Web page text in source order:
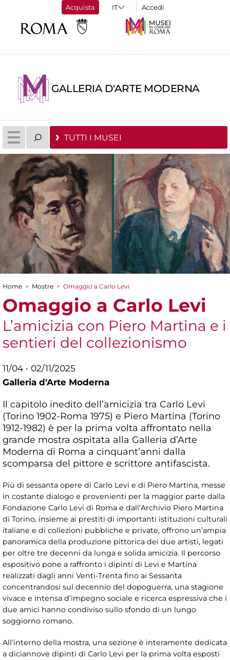
Acquista Accedi
GALLERIA D'ARTE MODERNA
TUTTI I MUSEI
Tu sei qui
Home > Mostre > Omaggio a Carlo Levi
Omaggio a Carlo Levi
L’amicizia con Piero Martina e i
sentieri del collezionismo
11/04 - 02/11/2025
Galleria d'Arte Moderna
Il capitolo inedito dell’amicizia tra Carlo Levi
(Torino 1902-Roma 1975) e Piero Martina (Torino
1912-1982) è per la prima volta affrontato nella
grande mostra ospitata alla Galleria d’Arte
Moderna di Roma a cinquant’anni dalla
scomparsa del pittore e scrittore antifascista.
Più di sessanta opere di Carlo Levi e di Piero Martina, messe
in costante dialogo e provenienti per la maggior parte dalla
Fondazione Carlo Levi di Roma e dall’Archivio Piero Martina
di Torino, insieme ai prestiti di importanti istituzioni culturali
italiane e di collezioni pubbliche e private, offrono un’ampia
panoramica della produzione pittorica dei due artisti, legati
per oltre tre decenni da lunga e solida amicizia. Il percorso
espositivo pone a raffronto i dipinti di Levi e Martina
realizzati dagli anni Venti-Trenta fino ai Sessanta
concentrandosi sul decennio del dopoguerra, una stagione
vivace e intensa d’impegno sociale e ricerca espressiva che i
due amici hanno condiviso sullo sfondo di un lungo
soggiorno romano.
All’interno della mostra, una sezione è interamente dedicata
a diciannove dipinti di Carlo Levi per la prima volta esposti